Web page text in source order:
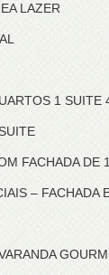
LAZER
1 SUITE
FACHADA DE
– FACHADA